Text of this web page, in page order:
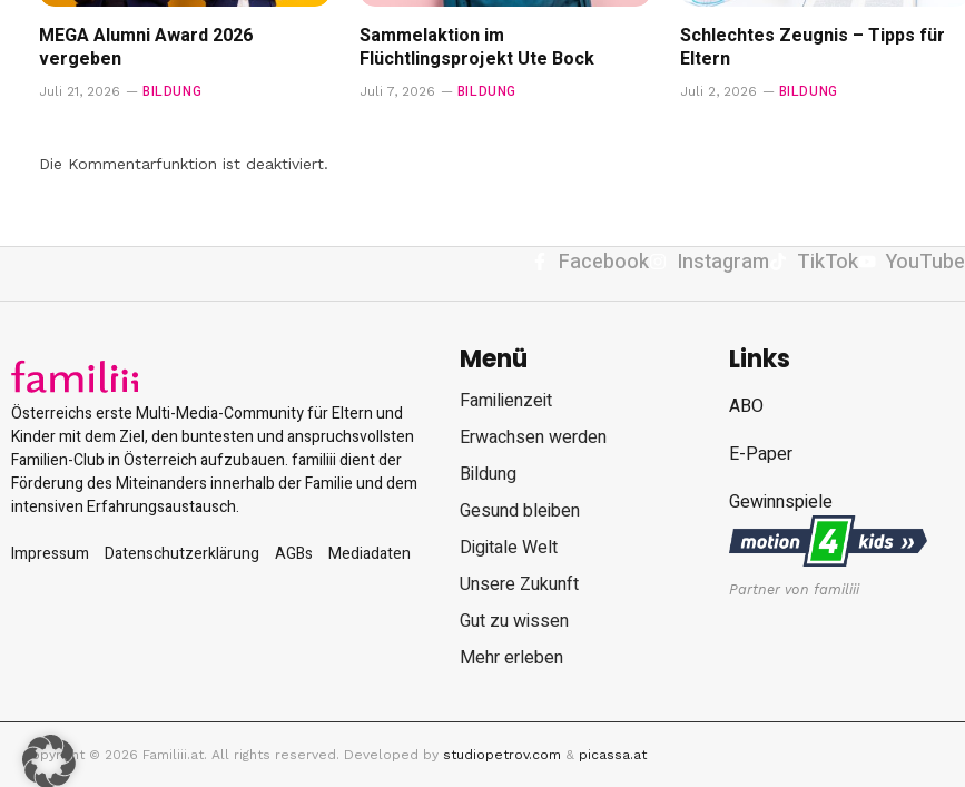
MEGA Alumni Award 2026
vergeben
Juli 21, 2026 BILDUNG
Sammelaktion im
Flüchtlingsprojekt Ute Bock
Juli 7, 2026 BILDUNG
Schlechtes Zeugnis – Tipps für
Eltern
Juli 2, 2026 BILDUNG
Die Kommentarfunktion ist deaktiviert.
Facebook Instagram TikTok YouTube
Österreichs erste Multi-Media-Community für Eltern und
Kinder mit dem Ziel, den buntesten und anspruchsvollsten
Familien-Club in Österreich aufzubauen. familiii dient der
Förderung des Miteinanders innerhalb der Familie und dem
intensiven Erfahrungsaustausch.
Impressum
Datenschutzerklärung AGBs Mediadaten
Menü
Familienzeit
Erwachsen werden
Bildung
Gesund bleiben
Digitale Welt
Unsere Zukunft
Gut zu wissen
Mehr erleben
Links
ABO
E-Paper
Gewinnspiele
Partner von familiii
Copyright © 2026 Familiii.at. All rights reserved. Developed by studiopetrov.com & picassa.at